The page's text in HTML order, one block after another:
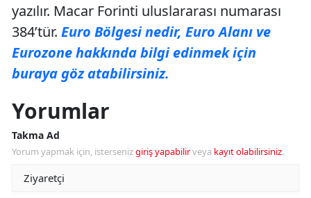
yazılır. Macar Forinti uluslararası numarası
384’tür. Euro Bölgesi nedir, Euro Alanı ve
Eurozone hakkında bilgi edinmek için
buraya göz atabilirsiniz.
Yorumlar
Takma Ad
Yorum yapmak için, istersenizgiriş yapabilirveya kayıt olabilirsiniz.